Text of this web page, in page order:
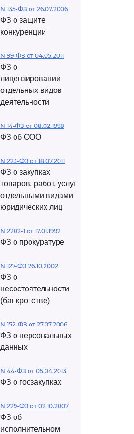
N 135-ФЗ от 26.07.2006
ФЗ о защите
конкуренции
N 99-ФЗ от 04.05.2011
ФЗ о
лицензировании
отдельных видов
деятельности
N 14-ФЗ от 08.02.1998
ФЗ об ООО
N 223-ФЗ от 18.07.2011
ФЗ о закупках
товаров, работ, услуг
отдельными видами
юридических лиц
N 2202-1 от 17.01.1992
ФЗ о прокуратуре
N 127-ФЗ 26.10.2002
ФЗ о
несостоятельности
(банкротстве)
N 152-ФЗ от 27.07.2006
ФЗ о персональных
данных
N 44-ФЗ от 05.04.2013
ФЗ о госзакупках
N 229-ФЗ от 02.10.2007
ФЗ об
исполнительном